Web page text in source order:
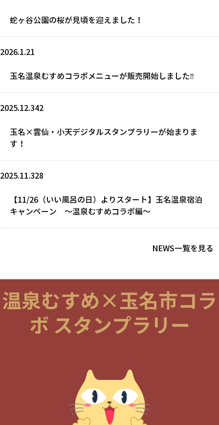
蛇ヶ谷公園の桜が見頃を迎えました！
2026.1.21
玉名温泉むすめコラボメニューが販売開始しました‼
2025.12.342
玉名×雲仙・小天デジタルスタンプラリーが始まりま
す！
2025.11.328
【11/26（いい風呂の日）よりスタート】玉名温泉宿泊
キャンペーン ～温泉むすめコラボ編～
NEWS一覧を見る
温泉むすめ×玉名市コラ
ボ スタンプラリー